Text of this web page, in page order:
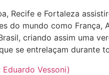
Recife e Fortaleza
do mundo como França,
criando assim uma
se entrelaçam durante